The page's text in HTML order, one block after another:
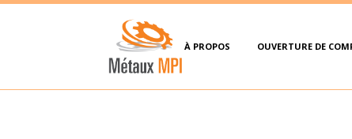
À PROPOS OUVERTURE DE